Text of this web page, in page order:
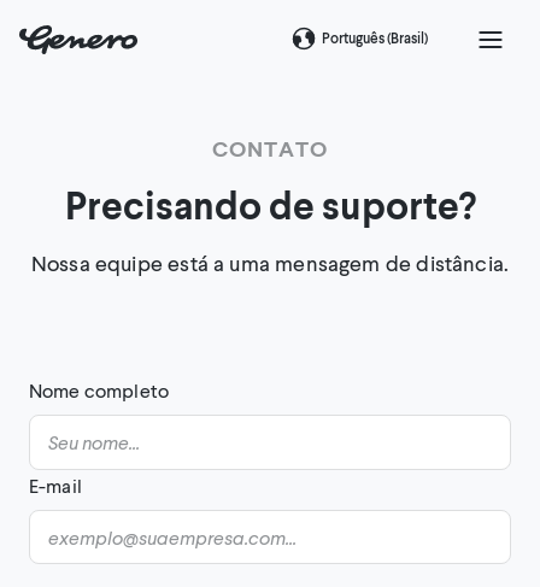
Português (Brasil)
CONTATO
Precisando de suporte?
Nossa equipe está a uma mensagem de distância.
Nome completo
E-mail